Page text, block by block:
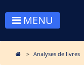
MENU
Analyses de livres